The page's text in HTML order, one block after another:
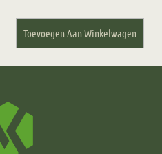
Toevoegen Aan Winkelwagen